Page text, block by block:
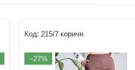
215/7 коричн
–27%